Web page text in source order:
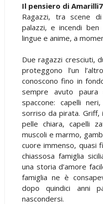
Il pensiero di
Ragazzi, tra scene
palazzi, e incendi
lingue e anime, a
Due ragazzi cresciuti,
proteggono l’un
conoscono fino in
sempre avuto paura
spaccone: capelli
sorriso da pirata. Griff,
pelle chiara, capelli
muscoli e marmo,
cuore immenso, quasi
chiassosa famiglia
una storia d’amore
famiglia ne è
dopo quindici anni
nascondersi.